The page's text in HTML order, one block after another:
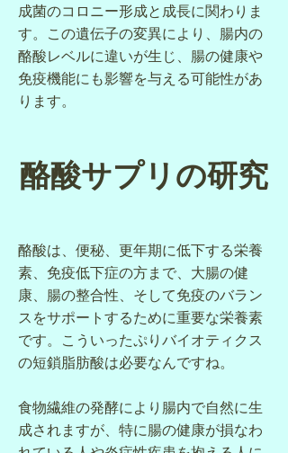
成菌のコロニー形成と成長に関わりま
す。この遺伝子の変異により、腸内の
酪酸レベルに違いが生じ、腸の健康や
免疫機能にも影響を与える可能性があ
ります。
酪酸サプリの研究
酪酸は、便秘、更年期に低下する栄養
素、免疫低下症の方まで、大腸の健
康、腸の整合性、そして免疫のバラン
スをサポートするために重要な栄養素
です。こういったぷりバイオティクス
の短鎖脂肪酸は必要なんですね。
食物繊維の発酵により腸内で自然に生
成されますが、特に腸の健康が損なわ